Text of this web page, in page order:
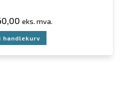
eks. mva.
handlekurv